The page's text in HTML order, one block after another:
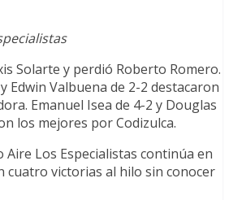
Solarte y perdió Roberto Romero.
Edwin Valbuena de 2-2 destacaron
Emanuel Isea de 4-2 y Douglas
los mejores por Codizulca.
Los Especialistas continúa en
cuatro victorias al hilo sin conocer